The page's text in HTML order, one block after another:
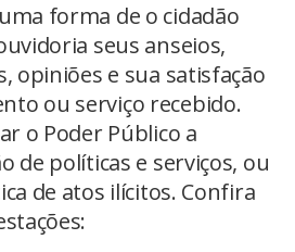
forma de o cidadão
seus anseios,
opiniões e sua satisfação
ou serviço recebido.
o Poder Público a
de políticas e serviços, ou
de atos ilícitos. Confira